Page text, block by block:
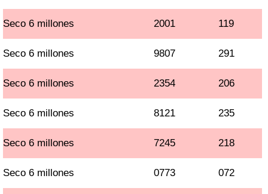
Seco 6 millones 2001 119
Seco 6 millones 9807 291
Seco 6 millones 2354 206
Seco 6 millones 8121 235
Seco 6 millones 7245 218
Seco 6 millones 0773 072